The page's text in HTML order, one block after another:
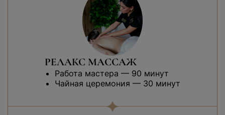
РЕЛАКС МАССАЖ
Работа мастера — 90 минут
Чайная церемония — 30 минут